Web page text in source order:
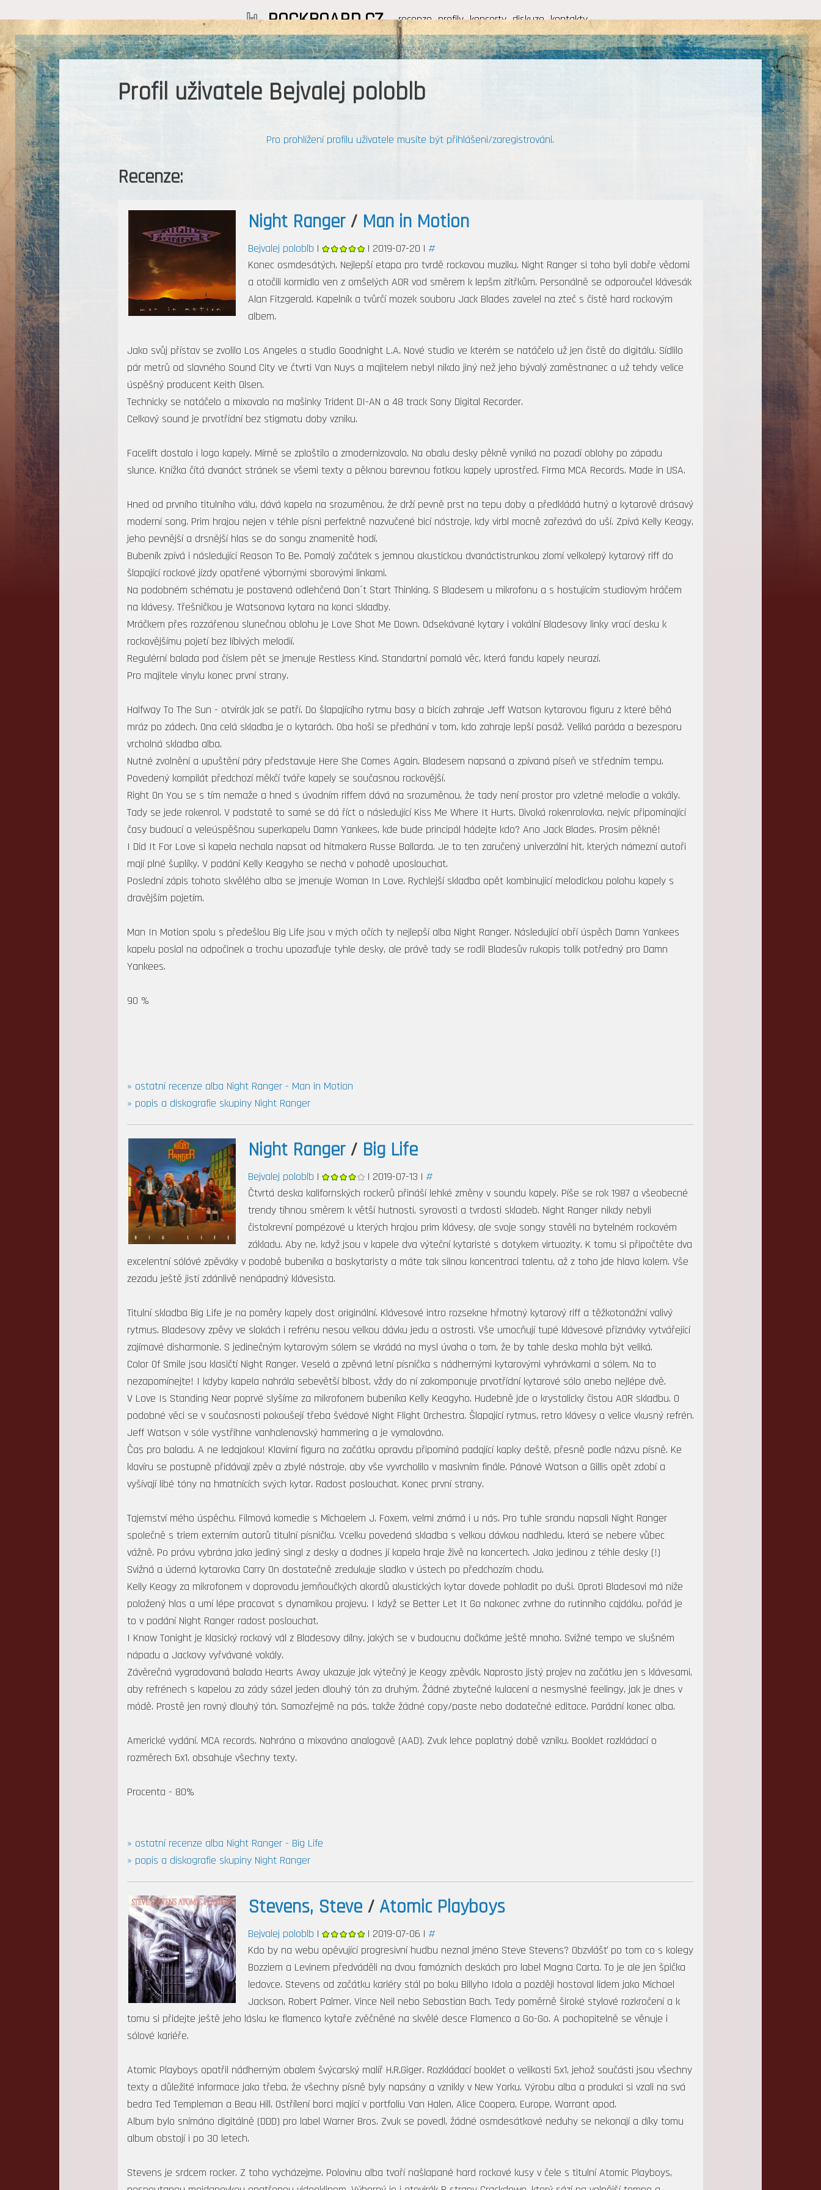
ROCKBOARD.CZ recenze profily koncerty diskuze kontakty
Profil uživatele Bejvalej poloblb
Pro prohlížení profilu uživatele musíte být přihlášeni/zaregistrováni.
Recenze:
Night Ranger/ Man in Motion
Bejvalej poloblb | | 2019-07-20 | #
Konec osmdesátých. Nejlepší etapa pro tvrdě rockovou muziku. Night Ranger si toho byli dobře vědomi
a otočili kormidlo ven z omšelých AOR vod směrem k lepšm zítřkům. Personálně se odporoučel klávesák
Alan Fitzgerald. Kapelník a tvůrčí mozek souboru Jack Blades zavelel na zteč s čistě hard rockovým
albem.
Jako svůj přístav se zvolilo Los Angeles a studio Goodnight L.A. Nové studio ve kterém se natáčelo už jen čistě do digitálu. Sídlilo
pár metrů od slavného Sound City ve čtvrti Van Nuys a majitelem nebyl nikdo jiný než jeho bývalý zaměstnanec a už tehdy velice
úspěšný producent Keith Olsen.
Technicky se natáčelo a mixovalo na mašinky Trident DI-AN a 48 track Sony Digital Recorder.
Celkový sound je prvotřídní bez stigmatu doby vzniku.
Facelift dostalo i logo kapely. Mírně se zploštilo a zmodernizovalo. Na obalu desky pěkně vyniká na pozadí oblohy po západu
slunce. Knížka čítá dvanáct stránek se všemi texty a pěknou barevnou fotkou kapely uprostřed. Firma MCA Records. Made in USA.
Hned od prvního titulního válu, dává kapela na srozuměnou, že drží pevně prst na tepu doby a předkládá hutný a kytarově drásavý
moderní song. Prim hrajou nejen v téhle písni perfektně nazvučené bicí nástroje, kdy virbl mocně zařezává do uší. Zpívá Kelly Keagy,
jeho pevnější a drsnější hlas se do songu znamenitě hodí.
Bubeník zpívá i následující Reason To Be. Pomalý začátek s jemnou akustickou dvanáctistrunkou zlomí velkolepý kytarový riff do
šlapající rockové jízdy opatřené výbornými sborovými linkami.
Na podobném schématu je postavená odlehčená Don´t Start Thinking. S Bladesem u mikrofonu a s hostujícím studiovým hráčem
na klávesy. Třešničkou je Watsonova kytara na konci skladby.
Mráčkem přes rozzářenou slunečnou oblohu je Love Shot Me Down. Odsekávané kytary i vokální Bladesovy linky vrací desku k
rockovějšímu pojetí bez líbivých melodií.
Regulérní balada pod číslem pět se jmenuje Restless Kind. Standartní pomalá věc, která fandu kapely neurazí.
Pro majitele vinylu konec první strany.
Halfway To The Sun - otvírák jak se patří. Do šlapajícího rytmu basy a bicích zahraje Jeff Watson kytarovou figuru z které běhá
mráz po zádech. Ona celá skladba je o kytarách. Oba hoši se předhání v tom, kdo zahraje lepší pasáž. Veliká paráda a bezesporu
vrcholná skladba alba.
Nutné zvolnění a upuštění páry představuje Here She Comes Again. Bladesem napsaná a zpívaná píseň ve středním tempu.
Povedený kompilát předchozí měkčí tváře kapely se současnou rockovější.
Right On You se s tím nemaže a hned s úvodním riffem dává na srozuměnou, že tady není prostor pro vzletné melodie a vokály.
Tady se jede rokenrol. V podstatě to samé se dá říct o následující Kiss Me Where It Hurts. Divoká rokenrolovka, nejvíc připomínající
časy budoucí a veleúspěšnou superkapelu Damn Yankees, kde bude principál hádejte kdo? Ano Jack Blades. Prosím pěkně!
I Did It For Love si kapela nechala napsat od hitmakera Russe Ballarda. Je to ten zaručený univerzální hit, kterých námezní autoři
mají plné šuplíky. V podání Kelly Keagyho se nechá v pohodě uposlouchat.
Poslední zápis tohoto skvělého alba se jmenuje Woman In Love. Rychlejší skladba opět kombinující melodickou polohu kapely s
dravějším pojetím.
Man In Motion spolu s předešlou Big Life jsou v mých očích ty nejlepší alba Night Ranger. Následující obří úspěch Damn Yankees
kapelu poslal na odpočinek a trochu upozaďuje tyhle desky, ale právě tady se rodil Bladesův rukopis tolik potředný pro Damn
Yankees.
90 %
» ostatní recenze alba Night Ranger - Man in Motion
» popis a diskografie skupiny Night Ranger
Night Ranger/ Big Life
Bejvalej poloblb | | 2019-07-13 | #
Čtvrtá deska kalifornských rockerů přináší lehké změny v soundu kapely. Píše se rok 1987 a všeobecné
trendy tíhnou směrem k větší hutnosti, syrovosti a tvrdosti skladeb. Night Ranger nikdy nebyli
čistokrevní pompézové u kterých hrajou prim klávesy, ale svoje songy stavěli na bytelném rockovém
základu. Aby ne, když jsou v kapele dva výteční kytaristé s dotykem virtuozity. K tomu si připočtěte dva
excelentní sólóvé zpěváky v podobě bubeníka a baskytaristy a máte tak silnou koncentraci talentu, až z toho jde hlava kolem. Vše
zezadu ještě jistí zdánlivě nenápadný klávesista.
Titulní skladba Big Life je na poměry kapely dost originální. Klávesové intro rozsekne hřmotný kytarový riff a těžkotonážní valivý
rytmus. Bladesovy zpěvy ve slokách i refrénu nesou velkou dávku jedu a ostrosti. Vše umocňují tupé klávesové přiznávky vytvářející
zajímavé disharmonie. S jedinečným kytarovým sólem se vkrádá na mysl úvaha o tom, že by tahle deska mohla být veliká.
Color Of Smile jsou klasičtí Night Ranger. Veselá a zpěvná letní písnička s nádhernými kytarovými vyhrávkami a sólem. Na to
nezapomínejte! I kdyby kapela nahrála sebevětší blbost, vždy do ní zakomponuje prvotřídní kytarové sólo anebo nejlépe dvě.
V Love Is Standing Near poprvé slyšíme za mikrofonem bubeníka Kelly Keagyho. Hudebně jde o krystalicky čistou AOR skladbu. O
podobné věci se v současnosti pokoušejí třeba švédové Night Flight Orchestra. Šlapající rytmus, retro klávesy a velice vkusný refrén.
Jeff Watson v sóle vystřihne vanhalenovský hammering a je vymalováno.
Čas pro baladu. A ne ledajakou! Klavírní figura na začátku opravdu připomíná padající kapky deště, přesně podle názvu písně. Ke
klavíru se postupně přidávají zpěv a zbylé nástroje, aby vše vyvrcholilo v masivním finále. Pánové Watson a Gillis opět zdobí a
vyšívají libé tóny na hmatnících svých kytar. Radost poslouchat. Konec první strany.
Tajemství mého úspěchu. Filmová komedie s Michaelem J. Foxem, velmi známá i u nás. Pro tuhle srandu napsali Night Ranger
společně s triem externím autorů titulní písničku. Vcelku povedená skladba s velkou dávkou nadhledu, která se nebere vůbec
vážně. Po právu vybrána jako jediný singl z desky a dodnes jí kapela hraje živě na koncertech. Jako jedinou z téhle desky (!)
Svižná a úderná kytarovka Carry On dostatečně zredukuje sladko v ústech po předchozím chodu.
Kelly Keagy za mikrofonem v doprovodu jemňoučkých akordů akustických kytar dovede pohladit po duši. Oproti Bladesovi má níže
položený hlas a umí lépe pracovat s dynamikou projevu. I když se Better Let It Go nakonec zvrhne do rutinního cajdáku, pořád je
to v podání Night Ranger radost poslouchat.
I Know Tonight je klasický rockový vál z Bladesovy dílny, jakých se v budoucnu dočkáme ještě mnoho. Svižné tempo ve slušném
nápadu a Jackovy vyřvávané vokály.
Závěrečná vygradovaná balada Hearts Away ukazuje jak výtečný je Keagy zpěvák. Naprosto jistý projev na začátku jen s klávesami,
aby refrénech s kapelou za zády sázel jeden dlouhý tón za druhým. Žádné zbytečné kulacení a nesmyslné feelingy, jak je dnes v
módě. Prostě jen rovný dlouhý tón. Samozřejmě na pás, takže žádné copy/paste nebo dodatečné editace. Parádní konec alba.
Americké vydání. MCA records. Nahráno a mixováno analogově (AAD). Zvuk lehce poplatný době vzniku. Booklet rozkládací o
rozměrech 6x1, obsahuje všechny texty.
Procenta - 80%
» ostatní recenze alba Night Ranger - Big Life
» popis a diskografie skupiny Night Ranger
Stevens, Steve/ Atomic Playboys
Bejvalej poloblb | | 2019-07-06 | #
Kdo by na webu opěvující progresivní hudbu neznal jméno Steve Stevens? Obzvlášť po tom co s kolegy
Bozziem a Levinem předváděli na dvou famózních deskách pro label Magna Carta. To je ale jen špička
ledovce. Stevens od začátku kariéry stál po boku Billyho Idola a později hostoval lidem jako Michael
Jackson, Robert Palmer, Vince Neil nebo Sebastian Bach. Tedy poměrně široké stylové rozkročení a k
tomu si přidejte ještě jeho lásku ke flamenco kytaře zvěčněné na skvělé desce Flamenco a Go-Go. A pochopitelně se věnuje i
sólové kariéře.
Atomic Playboys opatřil nádherným obalem švýcarský malíř H.R.Giger. Rozkládací booklet o velikosti 5x1, jehož součásti jsou všechny
texty a důležité informace jako třeba, že všechny písně byly napsány a vznikly v New Yorku. Výrobu alba a produkci si vzali na svá
bedra Ted Templeman a Beau Hill. Ostřílení borci mající v portfoliu Van Halen, Alice Coopera, Europe, Warrant apod.
Album bylo snímáno digitálně (DDD) pro label Warner Bros. Zvuk se povedl, žádné osmdesátkové neduhy se nekonají a díky tomu
album obstojí i po 30 letech.
Stevens je srdcem rocker. Z toho vycházejme. Polovinu alba tvoří našlapané hard rockové kusy v čele s titulní Atomic Playboys,